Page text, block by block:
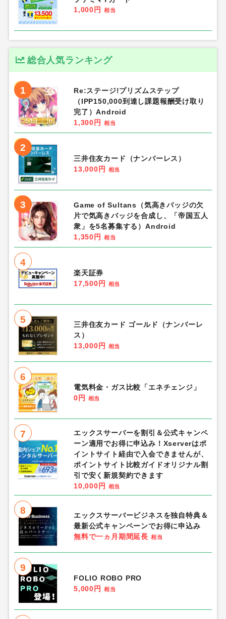
1,000円
相当
総合人気ランキング
1
Re:ステージ!プリズムステップ
（IPP150,000到達し課題報酬受け取り
完了）Android
1,300円
相当
2
三井住友カード（ナンバーレス）
13,000円
相当
3
Game of Sultans（気高きバッジの欠
片で気高きバッジを合成し、「帝国五人
衆」を5名募集する）Android
1,350円
相当
4
楽天証券
17,500円
相当
5
三井住友カード ゴールド（ナンバーレ
ス）
13,000円
相当
6
電気料金・ガス比較「エネチェンジ」
0円
相当
7
エックスサーバーを割引＆公式キャンペ
ーン適用でお得に申込み！Xserverはポ
イントサイト経由で入会できませんが、
ポイントサイト比較ガイドオリジナル割
引で安く新規契約できます
10,000円
相当
8
エックスサーバービジネスを独自特典＆
最新公式キャンペーンでお得に申込み
無料で一ヵ月期間延長 相当
9
FOLIO ROBO PRO
5,000円
相当